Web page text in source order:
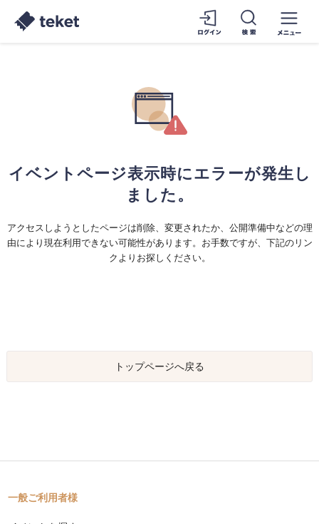
イベントページ表示時にエラーが発生し
ました。
アクセスしようとしたページは削除、変更されたか、公開準備中などの理
由により現在利用できない可能性があります。お手数ですが、下記のリン
クよりお探しください。
トップページへ戻る
一般ご利用者様